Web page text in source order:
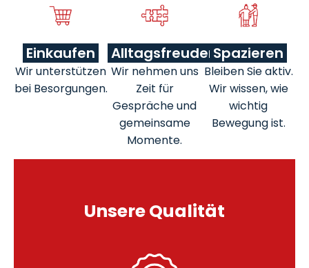
Einkaufen
Wir unterstützen
bei Besorgungen.
Alltagsfreuden
Wir nehmen uns
Zeit für
Gespräche und
gemeinsame
Momente.
Spazieren
Bleiben Sie aktiv.
Wir wissen, wie
wichtig
Bewegung ist.
Unsere Qualität